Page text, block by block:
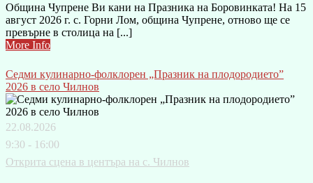
Община Чупрене Ви кани на Празника на Боровинката! На 15
август 2026 г. с. Горни Лом, община Чупрене, отново ще се
превърне в столица на [...]
More Info
Седми кулинарно-фолклорен „Празник на плодородието”
2026 в село Чилнов
22.08.2026
9:30 - 16:00
Открита сцена в центъра на с. Чилнов